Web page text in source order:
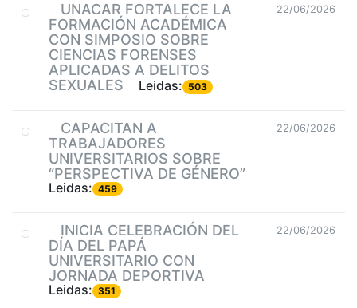
UNACAR FORTALECE LA
FORMACIÓN ACADÉMICA
CON SIMPOSIO SOBRE
CIENCIAS FORENSES
APLICADAS A DELITOS
SEXUALES
Leidas: 503
22/06/2026
CAPACITAN A
TRABAJADORES
UNIVERSITARIOS SOBRE
“PERSPECTIVA DE GÉNERO”
Leidas: 459
22/06/2026
INICIA CELEBRACIÓN DEL
DÍA DEL PAPÁ
UNIVERSITARIO CON
JORNADA DEPORTIVA
Leidas: 351
22/06/2026